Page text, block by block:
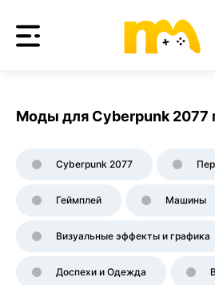
Моды для Cyberpunk 2077
Cyberpunk 2077
Геймплей Машины
Визуальные эффекты и графика
Доспехи и Одежда